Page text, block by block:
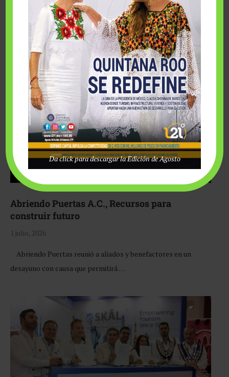
Fairmont Mayakoba y Make-A-Wish México unieron
esfuerzos para hacer realidad el deseo de una …
Abriendo Puertas A.C., Recursos para
construir futuro
1 julio, 2026
Abriendo Puertas reunió a aliados y benefactores en un
desayuno con causa que permitirá …
Da click para descargar la Edición de Agosto